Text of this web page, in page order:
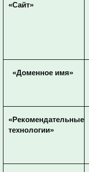
«Сайт»
«Доменное имя»
«Рекомендательные
технологии»